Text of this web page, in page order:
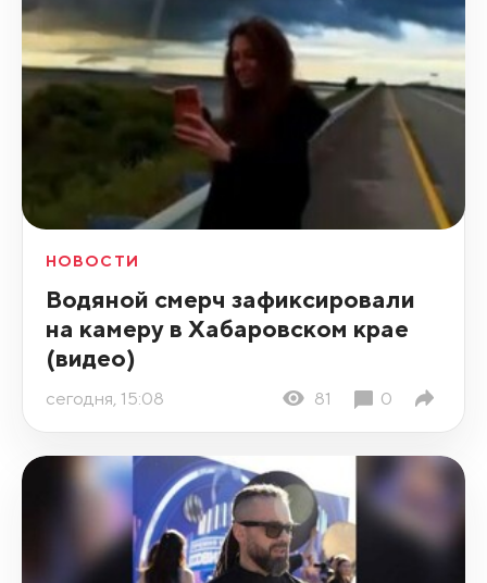
НОВОСТИ
Водяной смерч зафиксировали
на камеру в Хабаровском крае
(видео)
сегодня, 15:08 81 0